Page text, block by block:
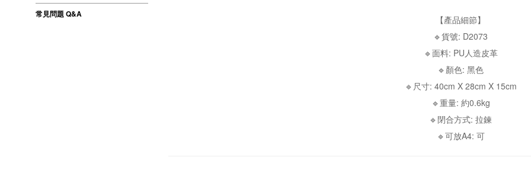
常見問題 Q&A
【產品細節】
🔹貨號: D2073
🔹面料: PU人造皮革
🔹顏色: 黑色
🔹尺寸: 40cm X 28cm X 15cm
🔹重量: 約0.6kg
🔹閉合方式: 拉鍊
🔹可放A4: 可